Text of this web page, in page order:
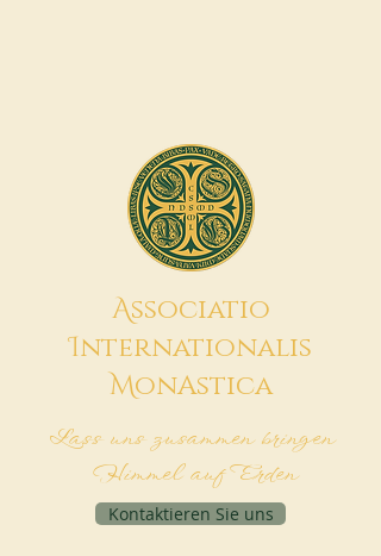
Associatio
Internationalis
MonAstica
Lass uns zusammen bringen
Himmel auf Erden
Kontaktieren Sie uns